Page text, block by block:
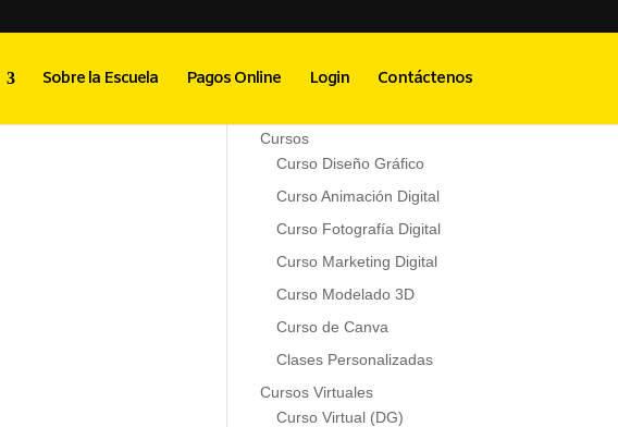
Sobre la Escuela Pagos Online Login Contáctenos
Menú Principal
Cursos
Curso Diseño Gráfico
Curso Animación Digital
Curso Fotografía Digital
Curso Marketing Digital
Curso Modelado 3D
Curso de Canva
Clases Personalizadas
Cursos Virtuales
Curso Virtual (DG)